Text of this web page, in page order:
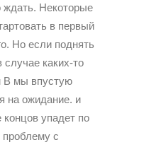
ждать. Некоторые
в первый
Но если поднять
случае каких-то
В мы впустую
на ожидание. и
концов упадет по
проблему с